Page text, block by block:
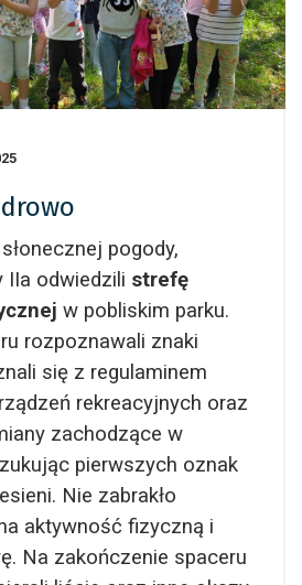
pogody,
IIa odwiedzili strefę
w pobliskim parku.
rozpoznawali znaki
się z regulaminem
rekreacyjnych oraz
zachodzące w
pierwszych oznak
Nie zabrakło
aktywność fizyczną i
Na zakończenie spaceru